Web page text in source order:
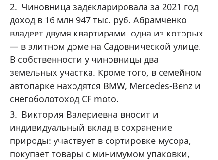
Чиновница задекларировала за 2021 год
доход в 16 млн 947 тыс. руб. Абрамченко
владеет двумя квартирами, одна из которых
— в элитном доме на Садовнической улице.
В собственности у чиновницы два
земельных участка. Кроме того, в семейном
автопарке находятся BMW, Mercedes-Benz и
снегоболотоход CF moto.
Виктория Валериевна вносит и
индивидуальный вклад в сохранение
природы: участвует в сортировке мусора,
покупает товары с минимумом упаковки,